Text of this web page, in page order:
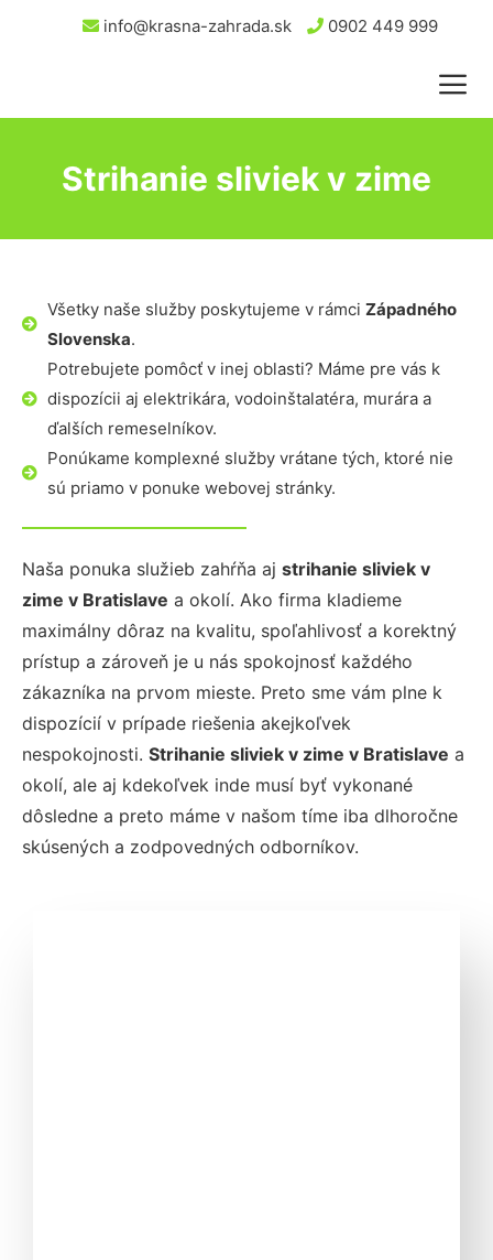
info@krasna-zahrada.sk 0902 449 999
Strihanie sliviek v zime
Všetky naše služby poskytujeme v rámci Západného
Slovenska.
Potrebujete pomôcť v inej oblasti? Máme pre vás k
dispozícii aj elektrikára, vodoinštalatéra, murára a
ďalších remeselníkov.
Ponúkame komplexné služby vrátane tých, ktoré nie
sú priamo v ponuke webovej stránky.
Naša ponuka služieb zahŕňa aj strihanie sliviek v
zime v Bratislave a okolí. Ako firma kladieme
maximálny dôraz na kvalitu, spoľahlivosť a korektný
prístup a zároveň je u nás spokojnosť každého
zákazníka na prvom mieste. Preto sme vám plne k
dispozícií v prípade riešenia akejkoľvek
nespokojnosti. Strihanie sliviek v zime v Bratislave a
okolí, ale aj kdekoľvek inde musí byť vykonané
dôsledne a preto máme v našom tíme iba dlhoročne
skúsených a zodpovedných odborníkov.